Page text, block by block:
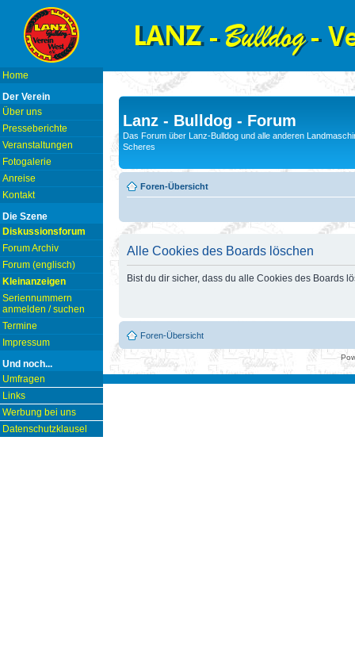
Home
Der Verein
Über uns
Presseberichte
Veranstaltungen
Fotogalerie
Anreise
Kontakt
Die Szene
Diskussionsforum
Forum Archiv
Forum (englisch)
Kleinanzeigen
Seriennummern
anmelden / suchen
Termine
Impressum
Und noch...
Umfragen
Links
Werbung bei uns
Datenschutzklausel
Lanz - Bulldog - Forum
Das Forum über Lanz-Bulldog und alle anderen
Scheres
Foren-Übersicht
Alle Cookies des Boards löschen
Bist du dir sicher, dass du alle Cookies des Boards
Foren-Übersicht